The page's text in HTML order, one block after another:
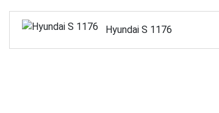
Hyundai S 1176